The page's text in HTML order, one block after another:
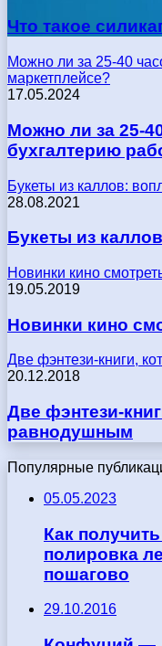
Что такое
Можно ли за 25-40
маркетплейсе?
17.05.2024
Можно ли за 25-
бухгалтерию
Букеты из каллов:
28.08.2021
Букеты из
Новинки кино
19.05.2019
Новинки кино
Две фэнтези-книги,
20.12.2018
Две фэнтези-
равнодушным
Популярные
05.05.2023
Как
полировка
пошагово
29.10.2016